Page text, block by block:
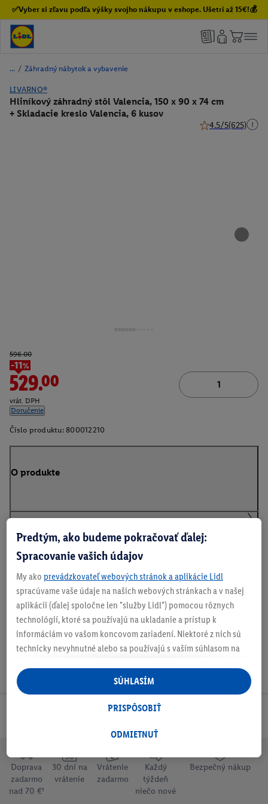
✅Vyber si zľavu podľa výšky svojho nákupu v eshope. Ušetri až 15€!💰
/ Záhradný nábytok a vybavenie
LIVARNO®
Hliníkový záhradný stôl Valencia, 150 x 90 x 74 cm
+ Skladacie kreslo Valencia, 6 kusov
4.5/5(625)
596.00
-11%
529.00
vrát. DPH
Doručenie
Číslo produktu: 800012210
O produkte
Obsah balenia
Na stiahnutie
Doprava
zadarmo
nad 70 €¹
30 dní na
vrátenie
Vrátenie
zadarmo
Každý
týždeň
niečo nové
Bezpečný nákup
Predtým, ako budeme pokračovať ďalej:
Spracovanie vašich údajov
My ako prevádzkovateľ webových stránok a aplikácie Lidl
spracúvame vaše údaje na našich webových stránkach a v našej
aplikácii (ďalej spoločne len "služby Lidl") pomocou rôznych
technológií, ktoré sa používajú na ukladanie a prístup k
informáciám vo vašom koncovom zariadení. Niektoré z nich sú
technicky nevyhnutné alebo sa používajú s vaším súhlasom na
personalizovanú reklamu v rámci služieb Lidl aj mimo nich. Ak
ste účastníkom programu Lidl Plus, na tieto účely sa spracúvajú
aj údaje z vášho nákupného správania v obchode.
následne si vytvoríte účet Lidl Plus alebo sa prihlásite do svojho
tiež vytvoriť špeciálny online identifikátor z e-mailovej adresy,
ktorú tam uvediete, aby sme vás mohli rozpoznať v službách
prevádzkovaných tretími stranami a zobrazovať vám
ODMIETNUŤ
PRISPÔSOBIŤ
SÚHLASÍM